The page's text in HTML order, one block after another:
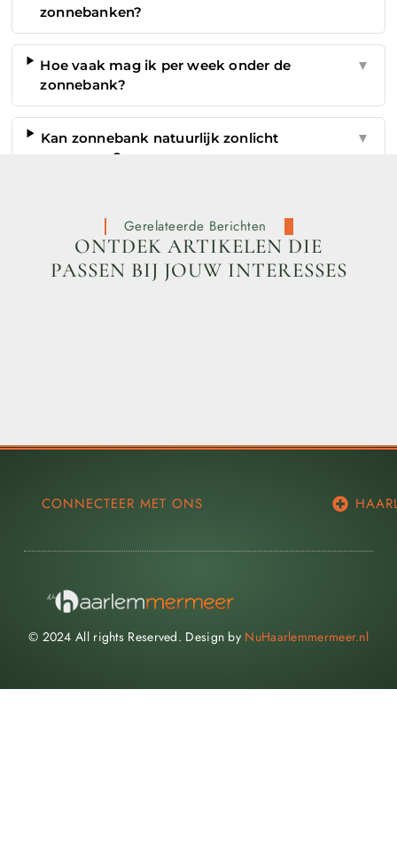
zonnebanken?
Hoe vaak mag ik per week onder de
zonnebank?
▼
Kan zonnebank natuurlijk zonlicht
vervangen?
▼
Gerelateerde Berichten
ONTDEK ARTIKELEN DIE
PASSEN BIJ JOUW INTERESSES
CONNECTEER MET ONS
© 2024 All rights Reserved. Design by NuHaarlemmermeer.nl